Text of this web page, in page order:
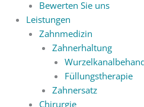
Bewerten Sie uns
Leistungen
Zahnmedizin
Zahnerhaltung
Füllungstherapie
Zahnersatz
Chirurgie